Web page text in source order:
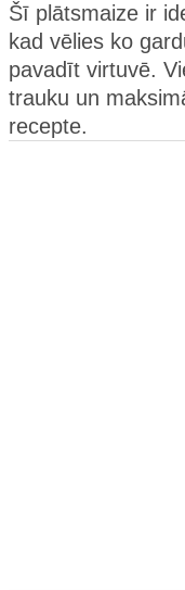
Šī plātsmaize ir
kad vēlies ko
pavadīt virtuvē.
trauku un
recepte.